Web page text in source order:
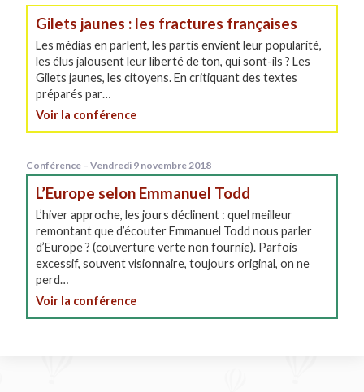
Gilets jaunes : les fractures françaises
Les médias en parlent, les partis envient leur popularité,
les élus jalousent leur liberté de ton, qui sont-ils ? Les
Gilets jaunes, les citoyens. En critiquant des textes
préparés par…
Voir la conférence
Conférence – Vendredi 9 novembre 2018
L’Europe selon Emmanuel Todd
L’hiver approche, les jours déclinent : quel meilleur
remontant que d’écouter Emmanuel Todd nous parler
d’Europe ? (couverture verte non fournie). Parfois
excessif, souvent visionnaire, toujours original, on ne
perd…
Voir la conférence